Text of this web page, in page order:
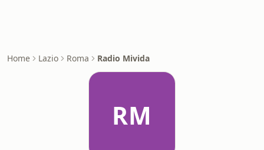
Home Lazio Roma Radio Mivida
RM